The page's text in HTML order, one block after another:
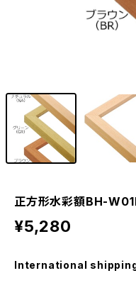
正方形水彩額BH-
¥5,280
International